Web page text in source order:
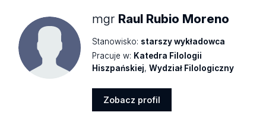
mgr Raul Rubio Moreno
Stanowisko: starszy wykładowca
Pracuje w: Katedra Filologii
Hiszpańskiej,Wydział Filologiczny
Zobacz profil